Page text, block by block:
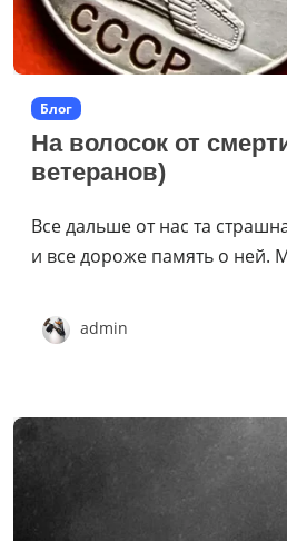
Блог
На волосок от
ветеранов)
Все дальше от нас та
и все дороже память о ней.
admin